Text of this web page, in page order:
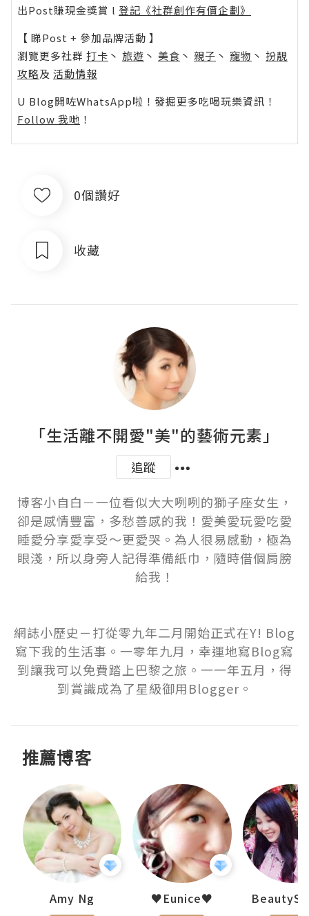
出Post賺現金獎賞 l 登記《社群創作有價企劃》
【 睇Post + 參加品牌活動 】
瀏覽更多社群 打卡 丶 旅遊 丶 美食 丶 親子 丶 寵物 丶 扮靚
攻略及 活動情報
U Blog開咗WhatsApp啦！發掘更多吃喝玩樂資訊！
Follow 我哋 ！
0個讚好
收藏
「生活離不開愛"美"的藝術元素」
追蹤
博客小自白－一位看似大大咧咧的獅子座女生，
卻是感情豐富，多愁善感的我！愛美愛玩愛吃愛
睡愛分享愛享受～更愛哭。為人很易感動，極為
眼淺，所以身旁人記得準備紙巾，隨時借個肩膀
給我！
網誌小歷史－打從零九年二月開始正式在Y! Blog
寫下我的生活事。一零年九月，幸運地寫Blog寫
到讓我可以免費踏上巴黎之旅。一一年五月，得
到賞識成為了星級御用Blogger。
推薦博客
Amy Ng ♥Eunice♥